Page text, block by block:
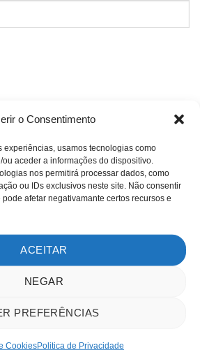
o Consentimento
experiências, usamos tecnologias como
aceder a informações do dispositivo.
nos permitirá processar dados, como
ou IDs exclusivos neste site. Não consentir
afetar negativamante certos recursos e
ACEITAR
NEGAR
PREFERÊNCIAS
CookiesPolitica de Privacidade